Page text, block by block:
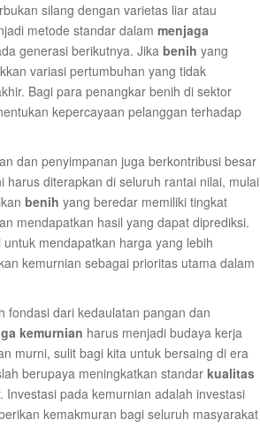
silang dengan varietas liar atau
metode standar dalam menjaga
generasi berikutnya. Jika benih yang
variasi pertumbuhan yang tidak
Bagi para penangkar benih di sektor
kepercayaan pelanggan terhadap
dan penyimpanan juga berkontribusi besar
harus diterapkan di seluruh rantai nilai, mulai
benih yang beredar memiliki tingkat
mendapatkan hasil yang dapat diprediksi.
mendapatkan harga yang lebih
kemurnian sebagai prioritas utama dalam
fondasi dari kedaulatan pangan dan
kemurnian harus menjadi budaya kerja
murni, sulit bagi kita untuk bersaing di era
berupaya meningkatkan standar kualitas
pada kemurnian adalah investasi
kemakmuran bagi seluruh masyarakat